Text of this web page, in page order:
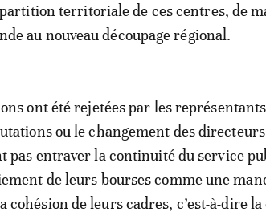
territoriale de ces centres, de
au nouveau découpage régional.
ont été rejetées par les
ou le changement des
pas entraver la continuité du service
de leurs bourses comme une
cohésion de leurs cadres, c’est-à-dire